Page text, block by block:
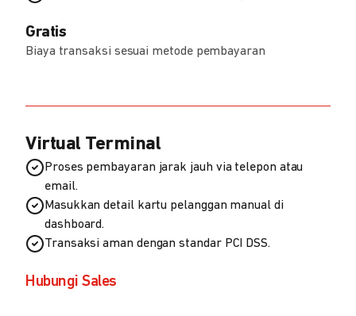
Gratis
Biaya transaksi sesuai metode pembayaran
Virtual Terminal
Proses pembayaran jarak jauh via telepon atau
email.
Masukkan detail kartu pelanggan manual di
dashboard.
Transaksi aman dengan standar PCI DSS.
Hubungi Sales